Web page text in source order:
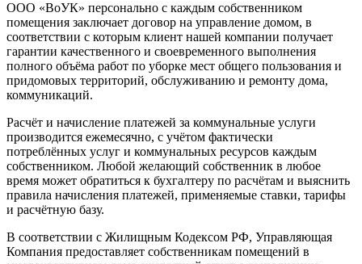
ООО «ВоУК» персонально с каждым собственником
помещения заключает договор на управление домом, в
соответствии с которым клиент нашей компании получает
гарантии качественного и своевременного выполнения
полного объёма работ по уборке мест общего пользования и
придомовых территорий, обслуживанию и ремонту дома,
коммуникаций.
Расчёт и начисление платежей за коммунальные услуги
производится ежемесячно, с учётом фактически
потреблённых услуг и коммунальных ресурсов каждым
собственником. Любой желающий собственник в любое
время может обратиться к бухгалтеру по расчётам и выяснить
правила начисления платежей, применяемые ставки, тарифы
и расчётную базу.
В соответствии с Жилищным Кодексом РФ, Управляющая
Компания предоставляет собственникам помещений в